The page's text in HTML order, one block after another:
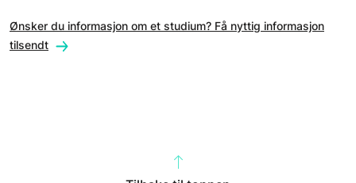
Ønsker du informasjon om et studium? Få nyttig informasjon
tilsendt